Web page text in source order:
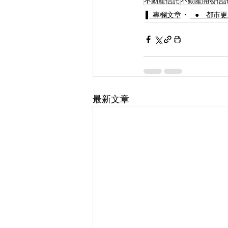
▌ 專欄文章
⠀● 都市
最新文章